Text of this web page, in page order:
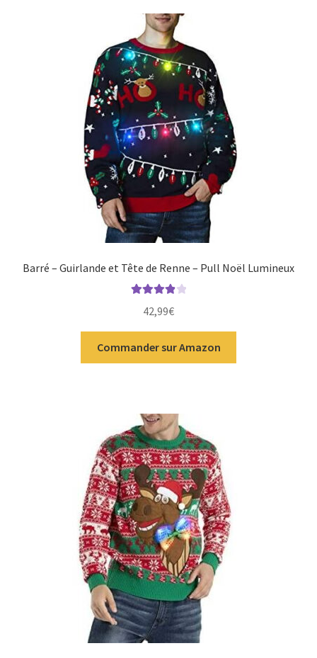
Barré – Guirlande et Tête de Renne – Pull Noël Lumineux
sur 5
42,99€
Commander sur Amazon